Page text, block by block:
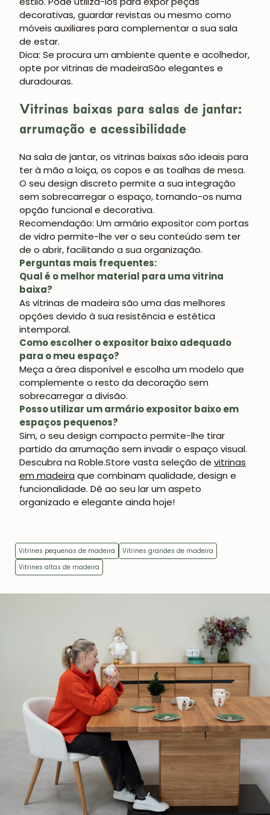
decorativas, guardar revistas ou mesmo como
móveis auxiliares para complementar a sua sala
de estar.
Dica: Se procura um ambiente quente e acolhedor,
opte porvitrinas de madeiraSão elegantes e
duradouras.
Vitrinas baixas para salas de jantar:
arrumação e acessibilidade
Na sala de jantar, os vitrinas baixas são ideais para
ter à mão a loiça, os copos e as toalhas de mesa.
O seu design discreto permite a sua integração
sem sobrecarregar o espaço, tornando-os numa
opção funcional e decorativa.
Recomendação: Um armário expositor com portas
de vidro permite-lhe ver o seu conteúdo sem ter
de o abrir, facilitando a sua organização.
Perguntas mais frequentes:
Qual é o melhor material para uma vitrina
baixa?
As vitrinas de madeira são uma das melhores
opções devido à sua resistência e estética
intemporal.
Como escolher o expositor baixo adequado
para o meu espaço?
Meça a área disponível e escolha um modelo que
complemente o resto da decoração sem
sobrecarregar a divisão.
Posso utilizar um armário expositor baixo em
espaços pequenos?
Sim, o seu design compacto permite-lhe tirar
partido da arrumação sem invadir o espaço visual.
Descubra na Roble.Store vasta seleção de vitrinas
em madeira que combinam qualidade, design e
funcionalidade. Dê ao seu lar um aspeto
organizado e elegante ainda hoje!
Vitrines pequenas de madeira
Vitrines grandes de madeira
Vitrines altas de madeira
JUNTE-SE À NOSSA
Obtém 5% de desconto.
Novidades e vantagens para subscritores.
Subscrever-me